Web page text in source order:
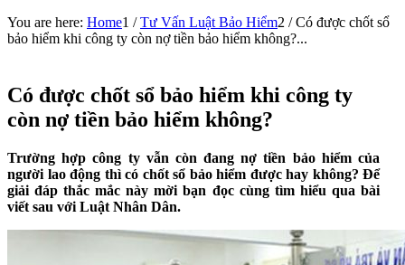
You are here: Home1 / Tư Vấn Luật Bảo Hiểm2 / Có được chốt sổ
bảo hiểm khi công ty còn nợ tiền bảo hiểm không?...
Có được chốt sổ bảo hiểm khi công ty
còn nợ tiền bảo hiểm không?
Trường hợp công ty vẫn còn đang nợ tiền bảo hiểm của
người lao động thì có chốt sổ bảo hiểm được hay không? Để
giải đáp thắc mắc này mời bạn đọc cùng tìm hiểu qua bài
viết sau với Luật Nhân Dân.